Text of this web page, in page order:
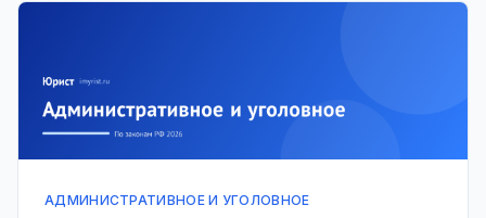
АДМИНИСТРАТИВНОЕ И УГОЛОВНОЕ